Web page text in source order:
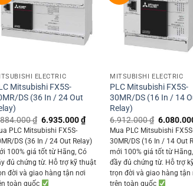
₫.
ELECTRIC
Mitsubishi FX5S-
DS (36 In / 24 Out
₫ Original
price
was:
7.884.000 ₫.
6.935.000₫Current
price
is:
6.935.000 ₫.
PLC Mitsubishi FX5S-
DS (36 In / 24 Out Relay)
100% giá tốt từ Hãng, Có
đủ chứng từ. Hỗ trợ kỹ thuật
đời và giao hàng tận nơi
toàn quốc
MITSUBISHI ELECTRIC
PLC Mitsubishi FX5S-
30MR/DS (16 In / 14
Relay)
6.912.000₫ Original
price
was:
Mua PLC Mitsubishi
30MR/DS (16 In / 14 Out
mới 100% giá tốt từ
đầy đủ chứng từ. Hỗ trợ
trọn đời và giao hàng tận
trên toàn quốc